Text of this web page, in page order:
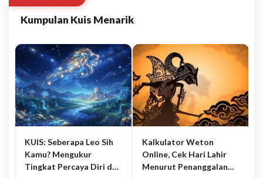
Kumpulan Kuis Menarik
KUIS: Seberapa Leo Sih
Kamu? Mengukur
Tingkat Percaya Diri dan
Kalkulator Weton
Online, Cek Hari Lahir
Menurut Penanggalan